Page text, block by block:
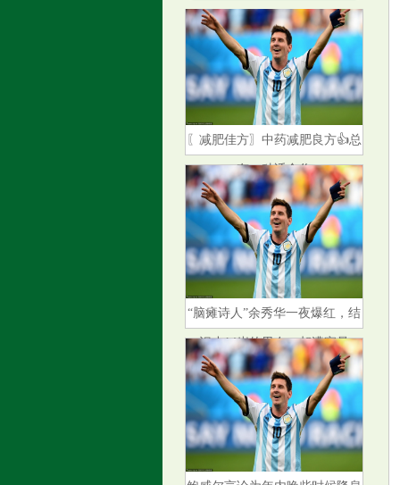
菜
〖减肥佳方〗中药减肥良方👍总
有一种适合你
“脑瘫诗人”余秀华一夜爆红，结
识小14岁的男友，却遭家暴
鲍威尔言论为年内晚些时候降息